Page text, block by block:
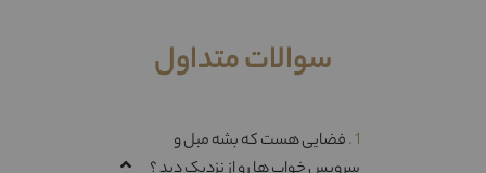
سوالات متداول
1 . فضایی هست که بشه مبل و
شماره موبایل